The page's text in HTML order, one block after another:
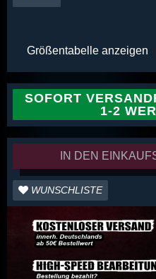
Größentabelle anzeigen
SOFORT
1-2
IN DEN
WUNSCHLISTE